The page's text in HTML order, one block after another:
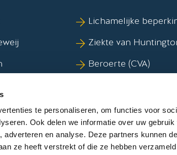
te personaliseren, om functies voor
Ook delen we informatie over uw gebruik
en analyse. Deze partners kunnen
ze heeft verstrekt of die ze hebben
Lichamelijke
Ziekte van
Beroerte (CVA)
Dementie